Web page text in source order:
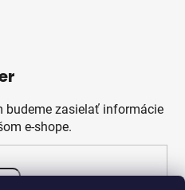
budeme zasielať informácie
e-shope.